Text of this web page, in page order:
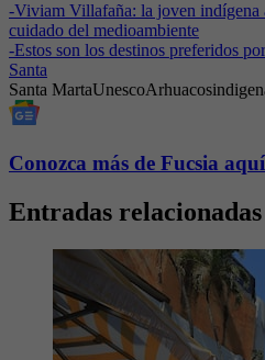
-Viviam Villafaña: la joven indígena
cuidado del medioambiente
-Estos son los destinos preferidos
Santa
Santa MartaUnescoArhuacos
Conozca más de Fucsia aquí
Entradas relacionadas